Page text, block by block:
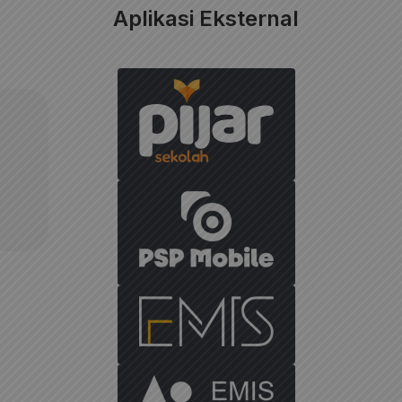
Aplikasi Eksternal